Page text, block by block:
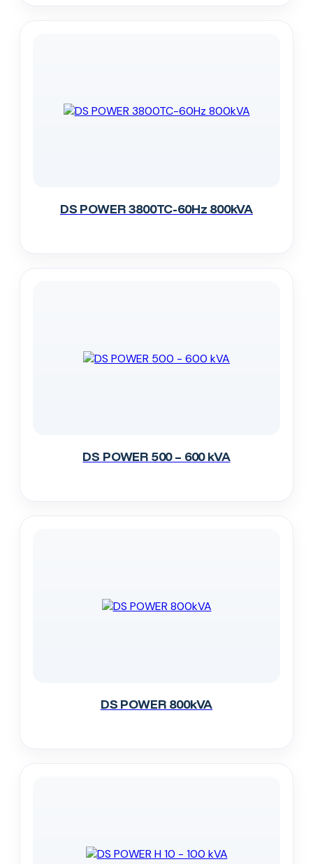
DS POWER 3800TC-60Hz 800kVA
DS POWER 500 – 600 kVA
DS POWER 800kVA